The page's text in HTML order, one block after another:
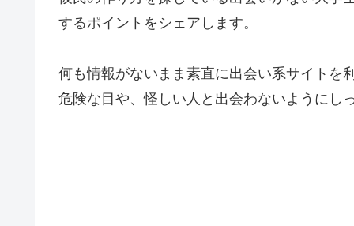
するポイントをシェアします。
何も情報がないまま素直に出会い系サイトを
危険な目や、怪しい人と出会わないようにし